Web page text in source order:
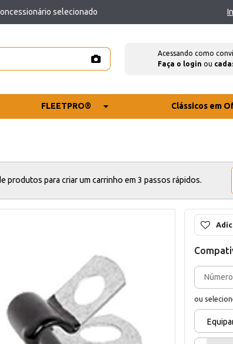
selecionado
Acessando como
Faça o login ou
FLEETPRO® Clássicos em
produtos para criar um carrinho em 3 passos rápidos.
ou